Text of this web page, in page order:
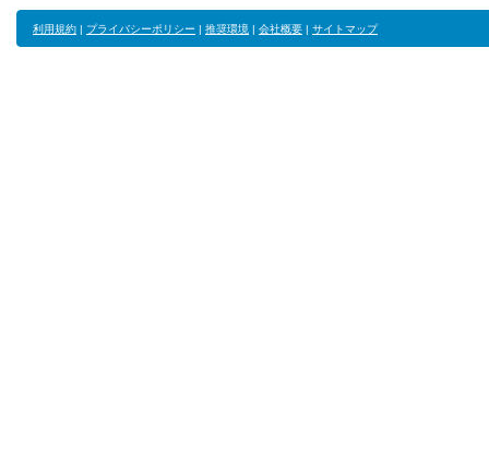
利用規約 | プライバシーポリシー | 推奨環境 | 会社概要 | サイトマップ